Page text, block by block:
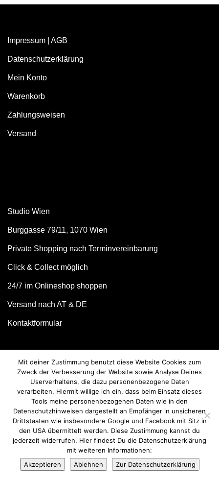
Impressum AGB
Datenschutzerklärung
Mein Konto
Warenkorb
Zahlungsweisen
Versand
Studio Wien
Burggasse 79/11, 1070 Wien
Private Shopping nach Terminvereinbarung
Click & Collect möglich
24/7 im Onlineshop shoppen
Versand nach AT & DE
Kontaktformular
© we love handmade 2026. All rights reserved.
Vertrag widerrufen
Mit deiner Zustimmung benutzt diese Website Cookies zum
Zweck der Verbesserung der Website sowie Analyse Deines
Userverhaltens, die dazu personenbezogene Daten
verarbeiten. Hiermit willige ich ein, dass beim Einsatz dieses
Tools meine personenbezogenen Daten wie in den
Datenschutzhinweisen dargestellt an Empfänger in unsicheren
Drittstaaten wie insbesondere Google und Facebook mit Sitz in
den USA übermittelt werden. Diese Zustimmung kannst du
jederzeit widerrufen. Hier findest Du die Datenschutzerklärung
mit weiteren Informationen:
Akzeptieren
Ablehnen Zur Datenschutzerklärung